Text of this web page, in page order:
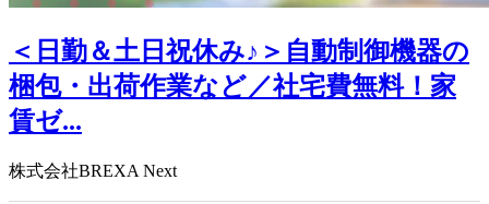
＜日勤＆土日祝休み♪＞自動制御機器の
梱包・出荷作業など／社宅費無料！家
賃ゼ...
株式会社BREXA Next